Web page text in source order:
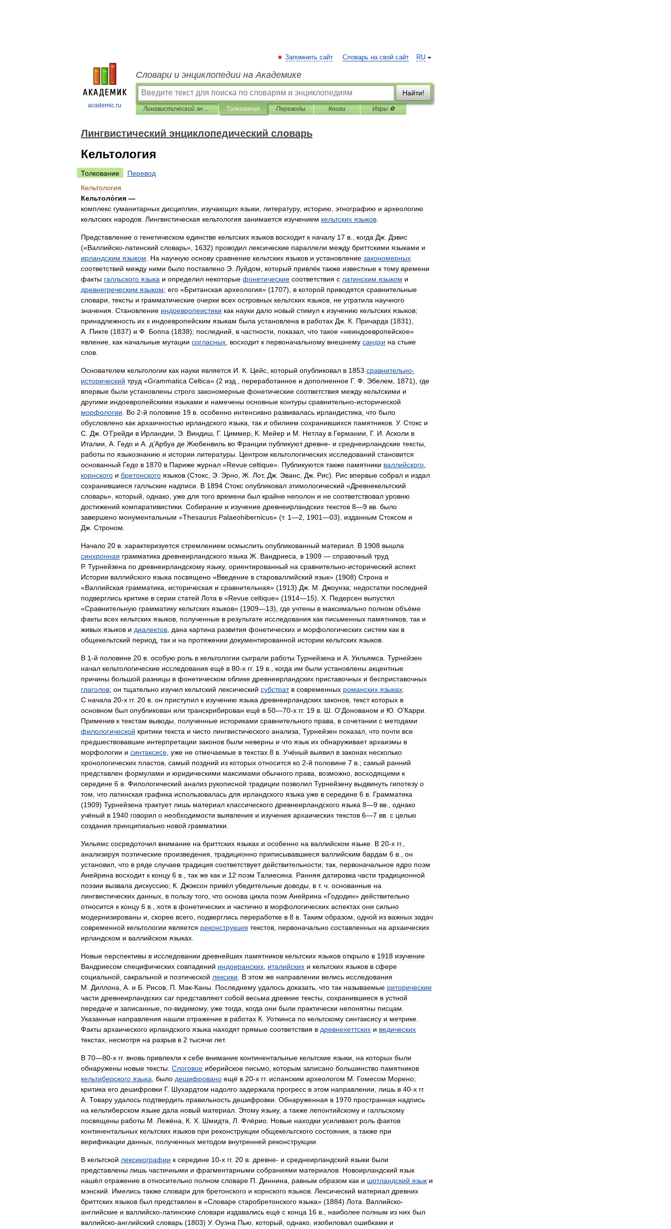
academic.ru
RU
Запомнить сайт Словарь на свой сайт
Словари и энциклопедии на Академике
Найти!
Лингвистический энциклопедический словарь Толкования Переводы Книги Игры ⚽
Лингвистический энциклопедический словарь
Кельтология
Толкование
Перевод
Кельтология
Кельтоло́гия —
комплекс гуманитарных дисциплин изучающих языки литературу, историю этнографию и археологию
кельтских народов Лингвистическая кельтология занимается изучением кельтских языков
Представление о генетическом единстве кельтских языков восходит к началу 17 в когда Дж Дэвис
(«Валлийско-латинский словарь», 1632) проводил лексические параллели между бриттскими языками и
ирландским языком На научную основу сравнение кельтских языков и установление закономерных
соответствий между ними было поставлено Э Луйдом который привлёк также известные к тому времени
факты галльского языка и определил некоторые фонетические соответствия с латинским языком и
древнегреческим языком; его «Британская археология» (1707), в которой приводятся сравнительные
словари тексты и грамматические очерки всех островных кельтских языков не утратила научного
значения Становление индоевропеистики как науки дало новый стимул к изучению кельтских языков;
принадлежность их к индоевропейским языкам была установлена в работах Дж К Причарда (1831),
А Пикте (1837) и Ф Боппа (1838); последний в частности показал что такое «неиндоевропейское»
явление как начальные мутации согласных восходит к первоначальному внешнему сандхи на стыке
слов
Основателем кельтологии как науки является И К Цейс который опубликовал в 1853 сравнительно-
исторический труд «Grammatica Celtica» (2 изд переработанное и дополненное Г. Ф Эбелем 1871), где
впервые были установлены строго закономерные фонетические соответствия между кельтскими и
другими индоевропейскими языками и намечены основные контуры сравнительно-исторической
морфологии
Во 2‑й половине 19 в особенно интенсивно развивалась ирландистика что было
обусловлено как архаичностью ирландского языка так и обилием сохранившихся памятников У. Стокс и
С Дж О’Грейди в Ирландии Э Виндиш Г. Циммер К Мейер и М Нетлау в Германии Г. И Асколи в
Италии А Гедо и А д’Арбуа де Жюбенвиль во Франции публикуют древне‑ и среднеирландские тексты
работы по языкознанию и истории литературы Центром кельтологических исследований становится
основанный Гедо в 1870 в Париже журнал «Revue celtique» Публикуются также памятники валлийского
корнского и бретонского языков (Стокс Э Эрно Ж Лот, Дж Эванс Дж Рис). Рис впервые собрал и издал
сохранившиеся галльские надписи В 1894 Стокс опубликовал этимологический «Древнекельтский
словарь», который однако уже для того времени был крайне неполон и не соответствовал уровню
достижений компаративистики Собирание и изучение древнеирландских текстов 8—9 вв было
завершено монументальным «Thesaurus Palaeohibernicus» (т. 1—2 1901—03), изданным Стоксом и
Дж Строном
Начало 20 в характеризуется стремлением осмыслить опубликованный материал В 1908 вышла
синхронная грамматика древнеирландского языка Ж Вандриеса в 1909 — справочный труд
Р. Турнейзена по древнеирландскому языку, ориентированный на сравнительно-исторический аспект.
Истории валлийского языка посвящено «Введение в староваллийский язык» (1908) Строна и
«Валлийская грамматика историческая и сравнительная» (1913) Дж М Джоунза; недостатки последней
подверглись критике в серии статей Лота в «Revue celtique» (1914—15). Х Педерсен выпустил
«Сравнительную грамматику кельтских языков» (1909—13), где учтены в максимально полном объёме
факты всех кельтских языков полученные в результате исследования как письменных памятников так и
живых языков и диалектов дана картина развития фонетических и морфологических систем как в
общекельтский период так и на протяжении документированной истории кельтских языков
В 1‑й половине 20 в особую роль в кельтологии сыграли работы Турнейзена и А Уильямса Турнейзен
начал кельтологические исследования ещё в 80‑х гг. 19 в когда им были установлены акцентные
причины большой разницы в фонетическом облике древнеирландских приставочных и бесприставочных
глаголов; он тщательно изучил кельтский лексический субстрат в современных романских языках
С начала 20‑х гг. 20 в он приступил к изучению языка древнеирландских законов текст которых в
основном был опубликован или транскрибирован ещё в 50—70‑х гг. 19 в Ш О’Донованом и Ю О’Карри
Применив к текстам выводы полученные историками сравнительного права в сочетании с методами
филологической критики текста и чисто лингвистического анализа Турнейзен показал что почти все
предшествовавшие интерпретации законов были неверны и что язык их обнаруживает архаизмы в
морфологии и синтаксисе уже не отмечаемые в текстах 8 в Учёный выявил в законах несколько
хронологических пластов самый поздний из которых относится ко 2‑й половине 7 в .; самый ранний
представлен формулами и юридическими максимами обычного права возможно восходящими к
середине 6 в Филологический анализ рукописной традиции позволил Турнейзену выдвинуть гипотезу о
том что латинская графика использовалась для ирландского языка уже в середине 6 в Грамматика
(1909) Турнейзена трактует лишь материал классического древнеирландского языка 8—9 вв
однако
учёный в 1940 говорил о необходимости выявления и изучения архаических текстов 6—7 вв с целью
создания принципиально новой грамматики
Уильямс сосредоточил внимание на бриттских языках и особенно на валлийском языке В 20‑х гг.,
анализируя поэтические произведения традиционно приписывавшиеся валлийским бардам 6 в
он
установил что в ряде случаев традиция соответствует действительности; так первоначальное ядро поэм
Анейрина восходит к концу 6 в так же как и 12 поэм Талиесина Ранняя датировка части традиционной
поэзии вызвала дискуссию; К Джэксон привёл убедительные доводы в т. ч основанные на
лингвистических данных в пользу того что основа цикла поэм Анейрина «Гододин» действительно
относится к концу 6 в хотя в фонетических и частично в морфологических аспектах они сильно
модернизированы и скорее всего подверглись переработке в 8 в Таким образом одной из важных задач
современной кельтологии является реконструкция текстов первоначально составленных на архаических
ирландском и валлийском языках
Новые перспективы в исследовании древнейших памятников кельтских языков открыло в 1918 изучение
Вандриесом специфических совпадений индоиранских италийских и кельтских языков в сфере
социальной сакральной и поэтической лексики В этом же направлении велись исследования
М
Диллона А и Б Рисов П Мак-Каны Последнему удалось доказать что так называемые риторические
части древнеирландских саг представляют собой весьма древние тексты сохранившиеся в устной
передаче и записанные по-видимому, уже тогда когда они были практически непонятны писцам
Указанные направления нашли отражение в работах К Уоткинса по кельтскому синтаксису и метрике
Факты архаического ирландского языка находят прямые соответствия в древнехеттских и ведических
текстах несмотря на разрыв в 2 тысячи лет.
В 70—80‑х гг. вновь привлекли к себе внимание континентальные кельтские языки на которых были
обнаружены новые тексты Слоговое иберийское письмо которым записано большинство памятников
кельтиберского языка было дешифровано ещё в 20‑х гг. испанским археологом М Гомесом Морено;
критика его дешифровки Г. Шухардтом надолго задержала прогресс в этом направлении лишь в 40‑х гг.
А Товару удалось подтвердить правильность дешифровки Обнаруженная в 1970 пространная надпись
на кельтиберском языке дала новый материал Этому языку, а также лепонтийскому и галльскому
посвящены работы М Лежёна К Х Шмидта Л Флёрио Новые находки усиливают роль фактов
континентальных кельтских языков при реконструкции общекельтского состояния а также при
верификации данных полученных методом внутренней реконструкции
В кельтской лексикографии к середине 10‑х гг. 20 в древне‑ и среднеирландский языки были
представлены лишь частичными и фрагментарными собраниями материалов Новоирландский язык
нашёл отражение в относительно полном словаре П Диннина равным образом как и шотландский язык и
мэнский
Имелись также словари для бретонского и корнского языков Лексический материал древних
бриттских языков был представлен в «Словаре старобретонского языка» (1884) Лота Валлийско-
английские и валлийско-латинские словари издавались ещё с конца 16 в наиболее полным из них был
валлийско-английский словарь (1803) У. Оуэна Пью который однако изобиловал ошибками и